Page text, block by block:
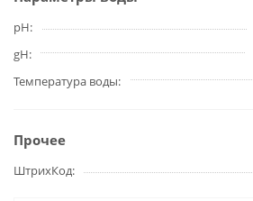
pH
gH
Температура воды
Прочее
ШтрихКод